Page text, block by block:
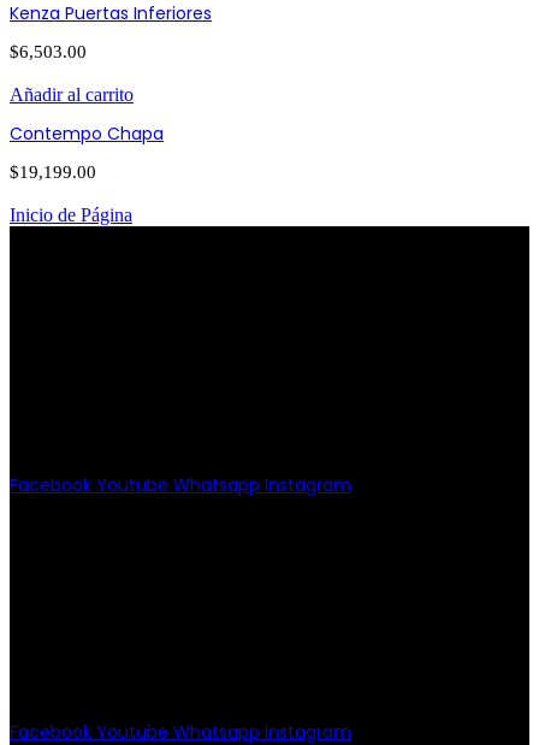
Kenza Puertas Inferiores
$6,503.00
Añadir al carrito
Contempo Chapa
$19,199.00
Inicio de Página
Facebook Youtube Whatsapp Instagram
Facebook Youtube Whatsapp Instagram